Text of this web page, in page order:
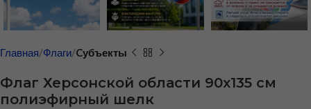
Главная Флаги Cубъекты
Флаг Херсонской области 90х135 см
полиэфирный шелк